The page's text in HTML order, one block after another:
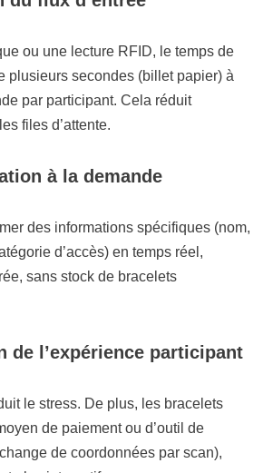
ou une lecture RFID, le temps de
plusieurs secondes (billet papier) à
par participant. Cela réduit
files d’attente.
à la demande
des informations spécifiques (nom,
d’accès) en temps réel,
sans stock de bracelets
de l’expérience participant
le stress. De plus, les bracelets
de paiement ou d’outil de
de coordonnées par scan),